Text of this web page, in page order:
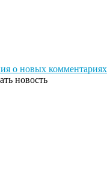
о новых комментариях
новость